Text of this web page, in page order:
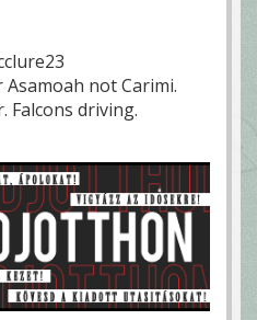
not Carimi.
Falcons driving.